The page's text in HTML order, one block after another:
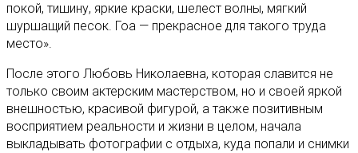
покой, тишину, яркие краски, шелест волны, мягкий
шуршащий песок. Гоа — прекрасное для такого труда
место».
После этого Любовь Николаевна, которая славится не
только своим актерским мастерством, но и своей яркой
внешностью, красивой фигурой, а также позитивным
восприятием реальности и жизни в целом, начала
выкладывать фотографии с отдыха, куда попали и снимки